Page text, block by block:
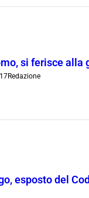
si ferisce alla
Redazione
esposto del